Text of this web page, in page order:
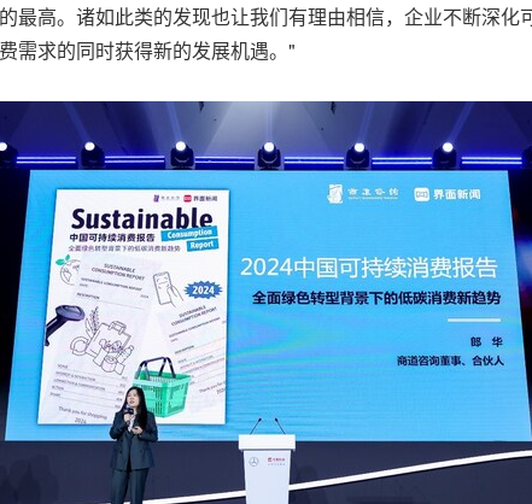
最高。诸如此类的发现也让我们有理由相信，企业不断深
需求的同时获得新的发展机遇。"